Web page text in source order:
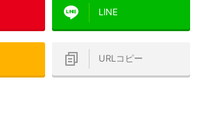
LINE
URLコピー